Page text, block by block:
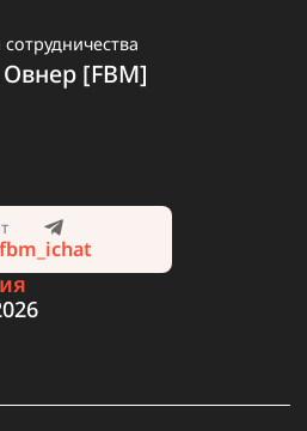
рекламы
по которым можно
или общая.